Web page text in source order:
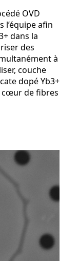
OVD
l’équipe afin
dans la
des
à
couche
dopé Yb3+
cœur de fibres